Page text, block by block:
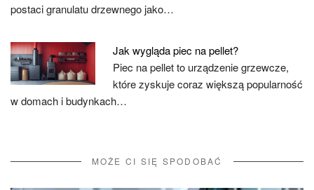
postaci granulatu drzewnego jako…
Jak wygląda piec na pellet?
Piec na pellet to urządzenie grzewcze,
które zyskuje coraz większą popularność
w domach i budynkach…
MOŻE CI SIĘ SPODOBAĆ